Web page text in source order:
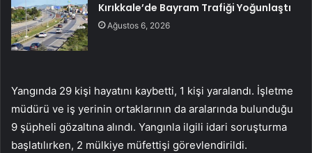
Kırıkkale’de Bayram Trafiği Yoğunlaştı
Ağustos 6, 2026
Yangında 29 kişi hayatını kaybetti, 1 kişi yaralandı. İşletme
müdürü ve iş yerinin ortaklarının da aralarında bulunduğu
9 şüpheli gözaltına alındı. Yangınla ilgili idari soruşturma
başlatılırken, 2 mülkiye müfettişi görevlendirildi.